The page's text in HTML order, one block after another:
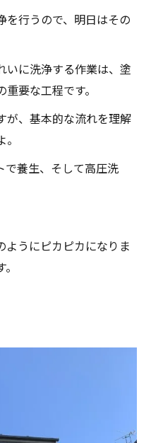
を行うので、明日はその
いに洗浄する作業は、塗
要な工程です。
が、基本的な流れを理解
で養生、そして高圧洗
ようにピカピカになりま